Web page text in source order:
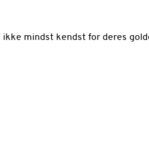
mindst kendst for deres